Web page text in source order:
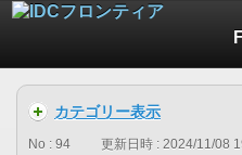
カテゴリー表示
No : 94 更新日時 : 2024/11/08